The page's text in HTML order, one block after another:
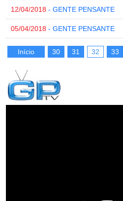
12/04/2018 - GENTE PENSANTE
05/04/2018 - GENTE PENSANTE
Início 30 31 32 33